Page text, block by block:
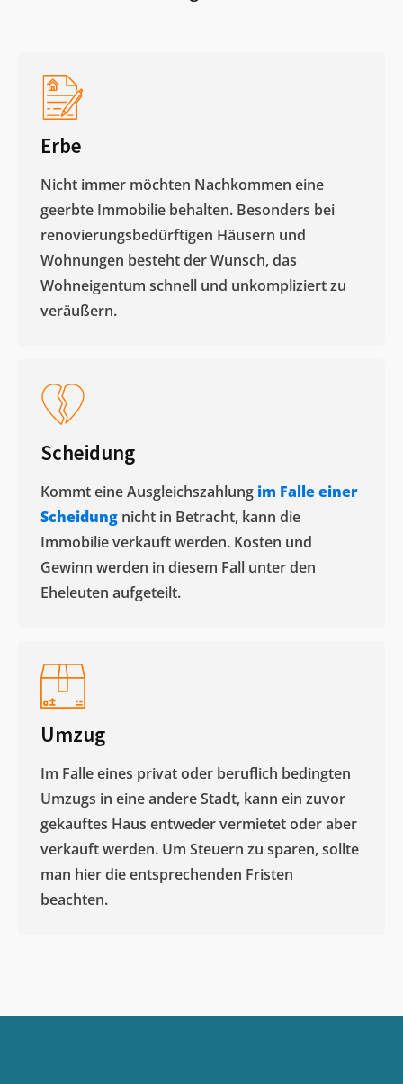
Erbe
Nicht immer möchten Nachkommen eine
geerbte Immobilie behalten. Besonders bei
renovierungsbedürftigen Häusern und
Wohnungen besteht der Wunsch, das
Wohneigentum schnell und unkompliziert zu
veräußern. ​
Scheidung
Kommt eine Ausgleichszahlung im Falle einer
Scheidung nicht in Betracht, kann die
Immobilie verkauft werden. Kosten und
Gewinn werden in diesem Fall unter den
Eheleuten aufgeteilt.​
Umzug
Im Falle eines privat oder beruflich bedingten
Umzugs in eine andere Stadt, kann ein zuvor
gekauftes Haus entweder vermietet oder aber
verkauft werden. Um Steuern zu sparen, sollte
man hier die entsprechenden Fristen
beachten.